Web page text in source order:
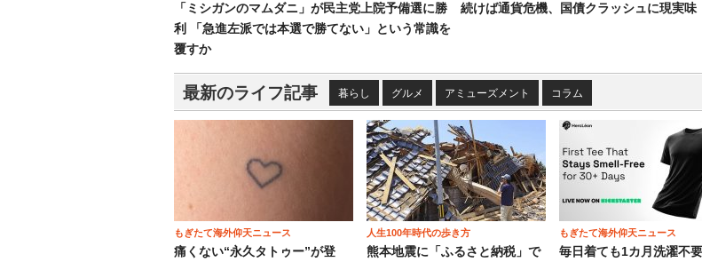
「ミシガンのマムダニ」が民主党上院予備選に勝
利 「急進左派では本選で勝てない」という常識を
覆すか
続けば通貨危機、国債クラッシュに現実味
最新のライフ記事 暮らし グルメ アミューズメント コラム
もぎたて海外仰天ニュース
痛くない“永久タトゥー”が登
人生100年時代の歩き方
熊本地震に「ふるさと納税」で
もぎたて海外仰天ニュース
毎日着ても1カ月洗濯不